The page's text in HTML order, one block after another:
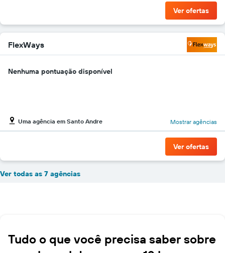
Ver ofertas
FlexWays
Nenhuma pontuação disponível
Uma agência em Santo Andre Mostrar agências
Ver ofertas
Ver todas as 7 agências
Tudo o que você precisa saber sobre